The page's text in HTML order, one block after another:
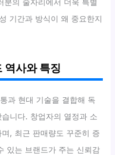
기간과 방식이 왜 중요한지
역사와 특징
과 현대 기술을 결합해 독
니다. 창업자의 열정과 소
, 최근 판매량도 꾸준히 증
있는 브랜드가 주는 신뢰감